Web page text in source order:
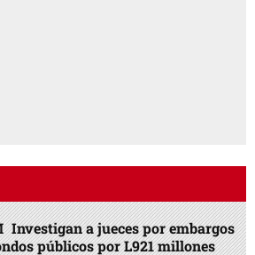
Investigan a jueces por embargos
públicos por L921 millones